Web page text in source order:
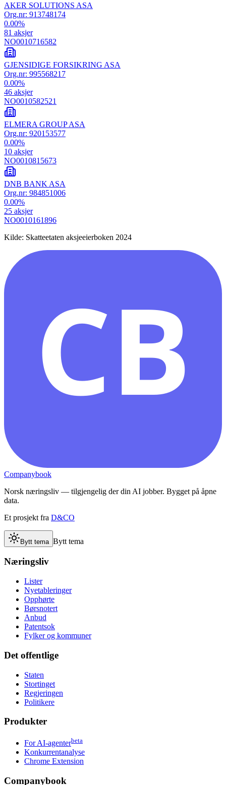
AKER SOLUTIONS ASA
Org.nr: 913748174
0.00%
81 aksjer
NO0010716582
GJENSIDIGE FORSIKRING ASA
Org.nr: 995568217
0.00%
46 aksjer
NO0010582521
ELMERA GROUP ASA
Org.nr: 920153577
0.00%
10 aksjer
NO0010815673
DNB BANK ASA
Org.nr: 984851006
0.00%
25 aksjer
NO0010161896
Kilde: Skatteetaten aksjeeierboken 2024
CB
Companybook
Norsk næringsliv — tilgjengelig der din AI jobber. Bygget på åpne
data.
Et prosjekt fra D&CO
Bytt tema Bytt tema
Næringsliv
Lister
Nyetableringer
Opphørte
Børsnotert
Anbud
Patentsok
Fylker og kommuner
Det offentlige
Staten
Stortinget
Regjeringen
Politikere
Produkter
For AI-agenterbeta
Konkurrentanalyse
Chrome Extension
Companybook